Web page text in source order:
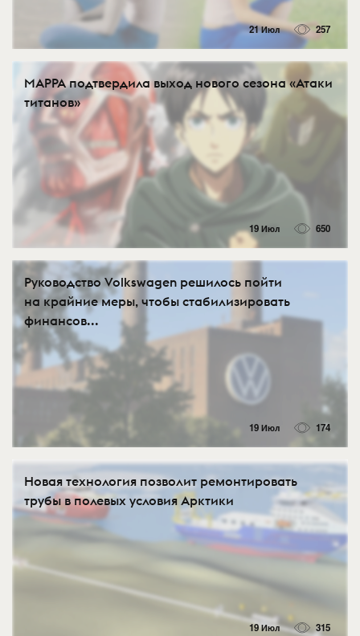
21 Июл 257
MAPPA подтвердила выход нового сезона «Атаки
титанов»
19 Июл 650
Руководство Volkswagen решилось пойти
на крайние меры, чтобы стабилизировать
финансов...
19 Июл 174
Новая технология позволит ремонтировать
трубы в полевых условия Арктики
19 Июл 315